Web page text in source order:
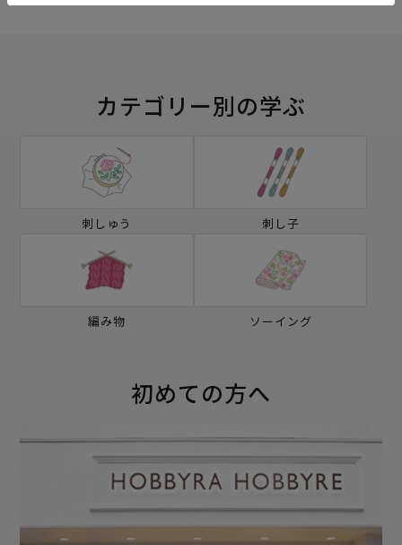
カテゴリー別の学ぶ
刺しゅう 刺し子
編み物 ソーイング
初めての方へ